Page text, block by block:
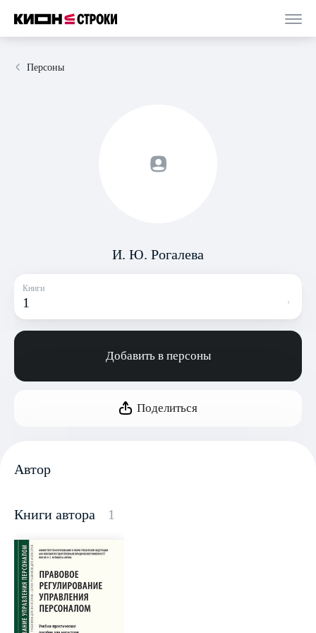
Персоны
И. Ю. Рогалева
Книги
1
Добавить в персоны
Поделиться
Автор
Книги автора 1